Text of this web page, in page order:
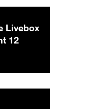
Livebox
mois
12